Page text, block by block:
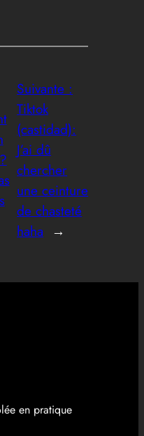
Suivante :
Tiktok
(castidad):
J’ai dû
chercher
une ceinture
de chasteté
haha →
en pratique